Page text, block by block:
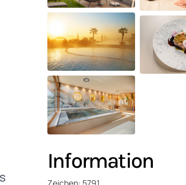
Information